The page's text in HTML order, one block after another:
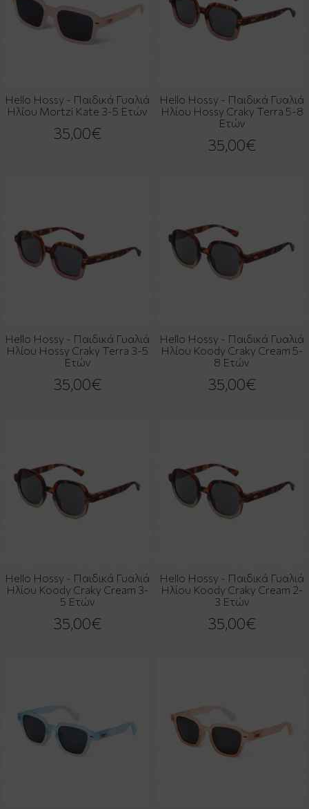
Hello Hossy - Παιδικά Γυαλιά
Ηλίου Mortzi Kate 3-5 Ετών
35,00€
Hello Hossy - Παιδικά Γυαλιά
Ηλίου Hossy Craky Terra 5-8
Ετών
35,00€
Hello Hossy - Παιδικά Γυαλιά
Ηλίου Hossy Craky Terra 3-5
Ετών
35,00€
Hello Hossy - Παιδικά Γυαλιά
Ηλίου Koody Craky Cream 5-
8 Ετών
35,00€
Hello Hossy - Παιδικά Γυαλιά
Ηλίου Koody Craky Cream 3-
5 Ετών
35,00€
Hello Hossy - Παιδικά Γυαλιά
Ηλίου Koody Craky Cream 2-
3 Ετών
35,00€